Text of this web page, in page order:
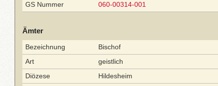
GS Nummer
060-00314-001
Ämter
Bezeichnung
Bischof
Art
geistlich
Diözese
Hildesheim